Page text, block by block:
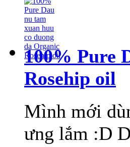
100% Pure
Rosehip oil
Mình mới
ưng lắm :D